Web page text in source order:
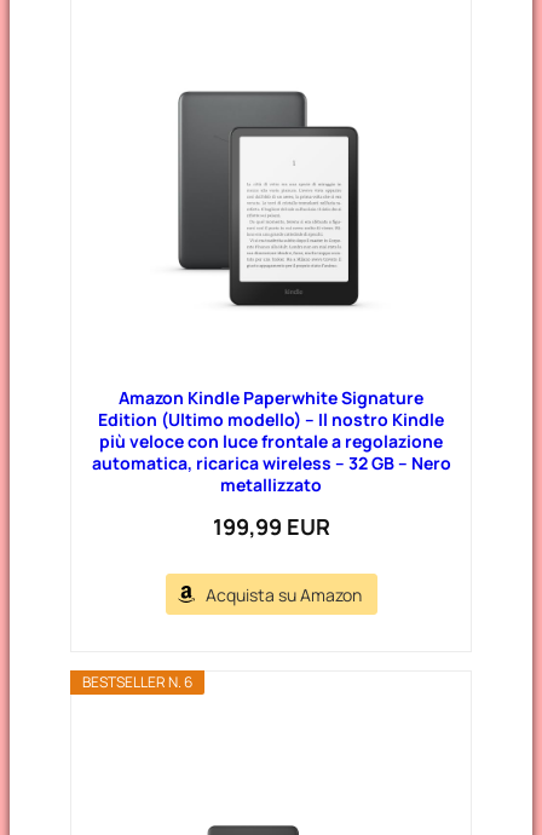
Amazon Kindle Paperwhite Signature
Edition (Ultimo modello) – Il nostro Kindle
più veloce con luce frontale a regolazione
automatica, ricarica wireless – 32 GB – Nero
metallizzato
199,99 EUR
Acquista su Amazon
BESTSELLER N. 6